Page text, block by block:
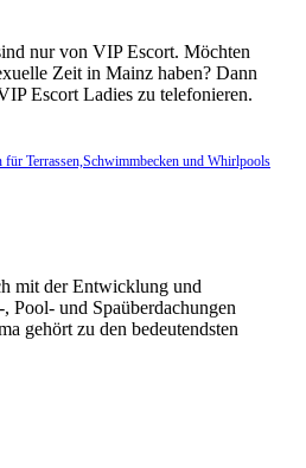
nur von VIP Escort. Möchten
Zeit in Mainz haben? Dann
Escort Ladies zu telefonieren.
Terrassen,Schwimmbecken und Whirlpools
mit der Entwicklung und
Pool- und Spaüberdachungen
gehört zu den bedeutendsten